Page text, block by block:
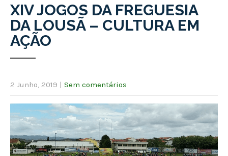
XIV JOGOS DA FREGUESIA
DA LOUSÃ – CULTURA EM
AÇÃO
2 Junho, 2019 | Sem comentários